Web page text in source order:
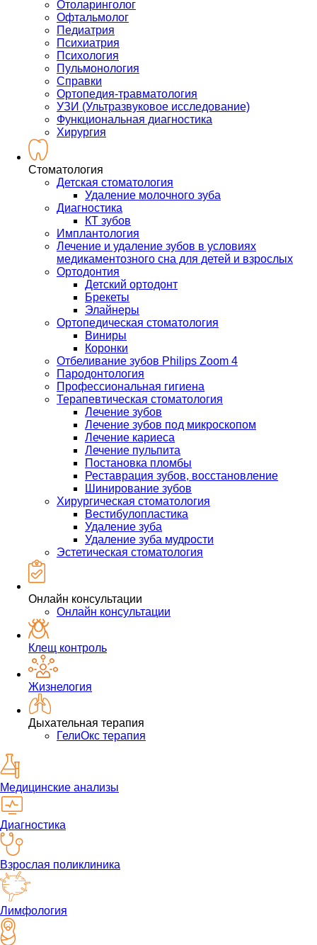
Отоларинголог
Офтальмолог
Педиатрия
Психиатрия
Психология
Пульмонология
Справки
Ортопедия-травматология
УЗИ (Ультразвуковое исследование)
Функциональная диагностика
Хирургия
Стоматология
Детская стоматология
Удаление молочного зуба
Диагностика
КТ зубов
Имплантология
Лечение и удаление зубов в условиях
медикаментозного сна для детей и взрослых
Ортодонтия
Детский ортодонт
Брекеты
Элайнеры
Ортопедическая стоматология
Виниры
Коронки
Отбеливание зубов Philips Zoom 4
Пародонтология
Профессиональная гигиена
Терапевтическая стоматология
Лечение зубов
Лечение зубов под микроскопом
Лечение кариеса
Лечение пульпита
Постановка пломбы
Реставрация зубов, восстановление
Шинирование зубов
Хирургическая стоматология
Вестибулопластика
Удаление зуба
Удаление зуба мудрости
Эстетическая стоматология
Онлайн консультации
Онлайн консультации
Клещ контроль
Жизнелогия
Дыхательная терапия
ГелиОкс терапия
Медицинские анализы
Диагностика
Взрослая поликлиника
Лимфология